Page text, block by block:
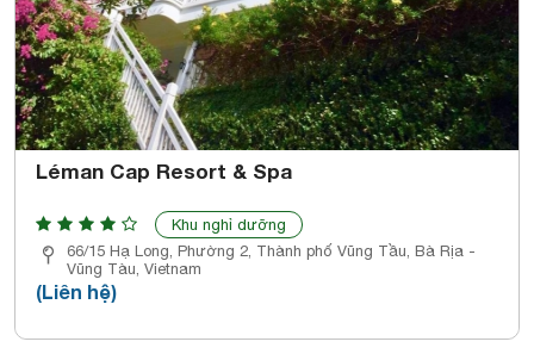
Léman Cap Resort & Spa
Khu nghỉ dưỡng
66/15 Hạ Long, Phường 2, Thành phố Vũng Tầu, Bà Rịa -
Vũng Tàu, Vietnam
(Liên hệ)